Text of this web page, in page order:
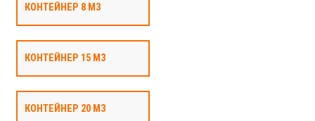
КОНТЕЙНЕР 8 М3
КОНТЕЙНЕР 15 М3
КОНТЕЙНЕР 20 М3